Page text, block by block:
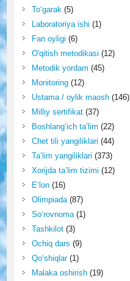
To‘garak (5)
Laboratoriya ishi (1)
Fan oyligi (6)
O'qitish metodikasi (12)
Metodik yordam (45)
Monitoring(12)
Ustama / oylik maosh(146)
Milliy sertifikat(37)
Boshlang‘ich ta’lim (22)
Chet tili yangiliklari (44)
Ta’lim yangiliklari (373)
Xorijda ta’lim tizimi (12)
E’lon(16)
Olimpiada(87)
So‘rovnoma(1)
Tashkilot(3)
Ochiq dars (9)
Qo‘shiqlar(1)
Malaka oshirish(19)